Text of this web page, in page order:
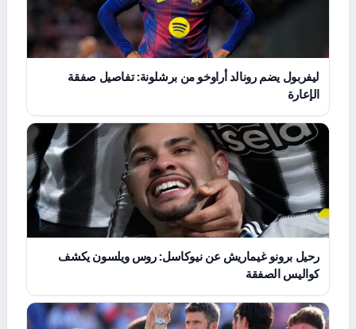
ليفربول يضم رونالد أراوخو من برشلونة: تفاصيل صفقة
الإعارة
رحيل برونو غيماريش عن نيوكاسل: روس ويلسون يكشف
كواليس الصفقة